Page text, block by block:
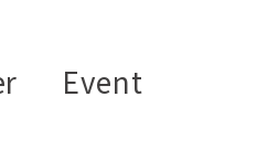
Event